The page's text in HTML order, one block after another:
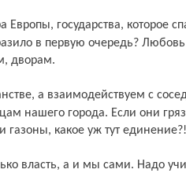
в первую очередь? Любовь
дворам.
нашего города. Если они
какое уж тут единение?!